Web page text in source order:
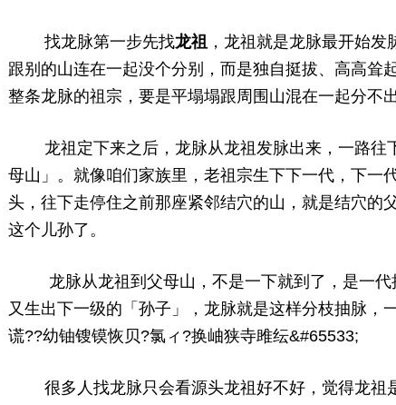
找龙脉第一步先找龙祖 ，龙祖就是龙脉最开始
跟别的山连在一起没个分别，而是独自挺拔、高高耸
整条龙脉的祖宗，要是平塌塌跟周围山混在一起分不
龙祖定下来之后，龙脉从龙祖发脉出来，一路往
母山」。就像咱们家族里，老祖宗生下下一代，下一
头，往下走停住之前那座紧邻结穴的山，就是结穴的
这个儿孙了。
龙脉从龙祖到父母山，不是一下就到了，是一代
又生出下一级的「孙子」，龙脉就是这样分枝抽脉
谎??幼铀锼镆恢贝?氯ィ?换岫狭寺雎纭&#65533;
很多人找龙脉只会看源头龙祖好不好，觉得龙祖